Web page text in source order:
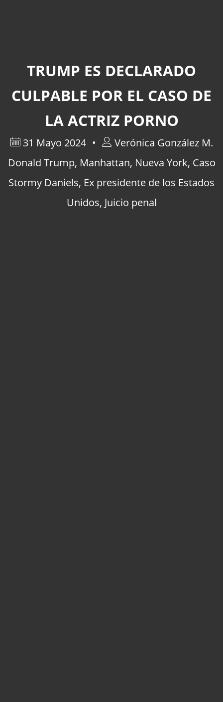
TRUMP ES DECLARADO
CULPABLE POR EL CASO DE
LA ACTRIZ PORNO
31 Mayo 2024
Verónica González M.
Donald Trump, Manhattan, Nueva York, Caso
Stormy Daniels, Ex presidente de los Estados
Unidos, Juicio penal